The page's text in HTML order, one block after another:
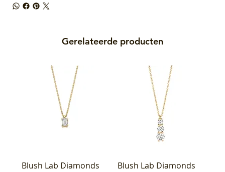
Gerelateerde producten
Blush Lab Diamonds
Blush Lab Diamonds